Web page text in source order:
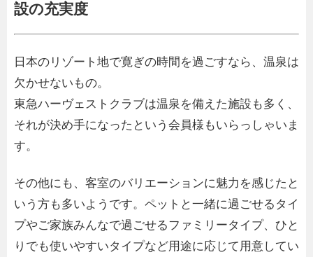
設の充実度
日本のリゾート地で寛ぎの時間を過ごすなら、温泉は
欠かせないもの。
東急ハーヴェストクラブは温泉を備えた施設も多く、
それが決め手になったという会員様もいらっしゃいま
す。
その他にも、客室のバリエーションに魅力を感じたと
いう方も多いようです。ペットと一緒に過ごせるタイ
プやご家族みんなで過ごせるファミリータイプ、ひと
りでも使いやすいタイプなど用途に応じて用意してい